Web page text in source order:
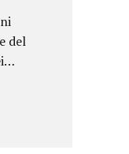
del
chi